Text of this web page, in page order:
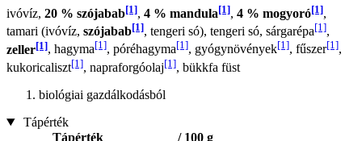
ivóvíz, 20 % szójabab[1], 4 % mandula[1], 4 % mogyoró[1],
tamari (ivóvíz, szójabab[1], tengeri só), tengeri só, sárgarépa[1],
zeller[1], hagyma[1], póréhagyma[1], gyógynövények[1], fűszer[1],
kukoricaliszt[1], napraforgóolaj[1], bükkfa füst
biológiai gazdálkodásból
Tápérték
Tápérték
/ 100 g